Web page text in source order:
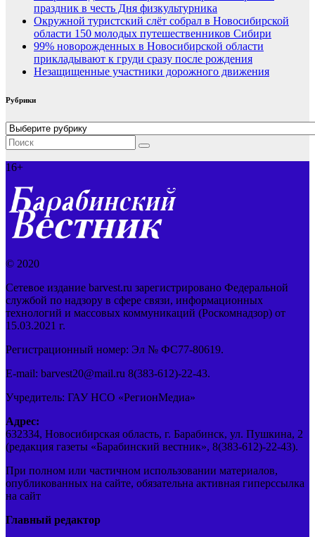
праздник в честь Дня физкультурника
Окружной туристский слёт собрал в Новосибирской
области 150 молодых путешественников Сибири
99% новорожденных в Новосибирской области
прикладывают к груди сразу после рождения
Незащищенные участники дорожного движения
Рубрики
Рубрики
16+
© 2020
Сетевое издание barvest.ru зарегистрировано Федеральной
службой по надзору в сфере связи, информационных
технологий и массовых коммуникаций (Роскомнадзор) от
15.03.2021 г.
Регистрационный номер: Эл № ФС77-80619.
E-mail: barvest20@mail.ru 8(383-612)-22-43.
Учредитель: ГАУ НСО «РегионМедиа»
Адрес:
632334, Новосибирская область, г. Барабинск, ул. Пушкина, 2
(редакция газеты «Барабинский вестник», 8(383-612)-22-43).
При полном или частичном использовании материалов,
опубликованных на сайте, обязательна активная гиперссылка
на сайт
Главный редактор